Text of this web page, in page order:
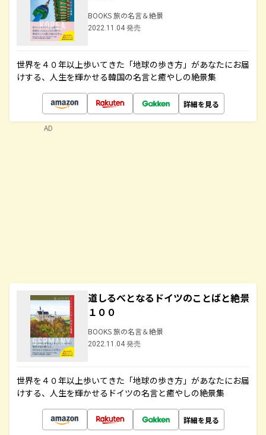
BOOKS 旅の名言＆絶景
2022.11.04 発売
世界を４０年以上歩いてきた「地球の歩き方」があなたにお届
けする、人生を輝かせる韓国の名言と癒やしの絶景集
詳細を見る
道しるべとなるドイツのことばと絶景
１００
BOOKS 旅の名言＆絶景
2022.11.04 発売
世界を４０年以上歩いてきた「地球の歩き方」があなたにお届
けする、人生を輝かせるドイツの名言と癒やしの絶景集
詳細を見る
AD